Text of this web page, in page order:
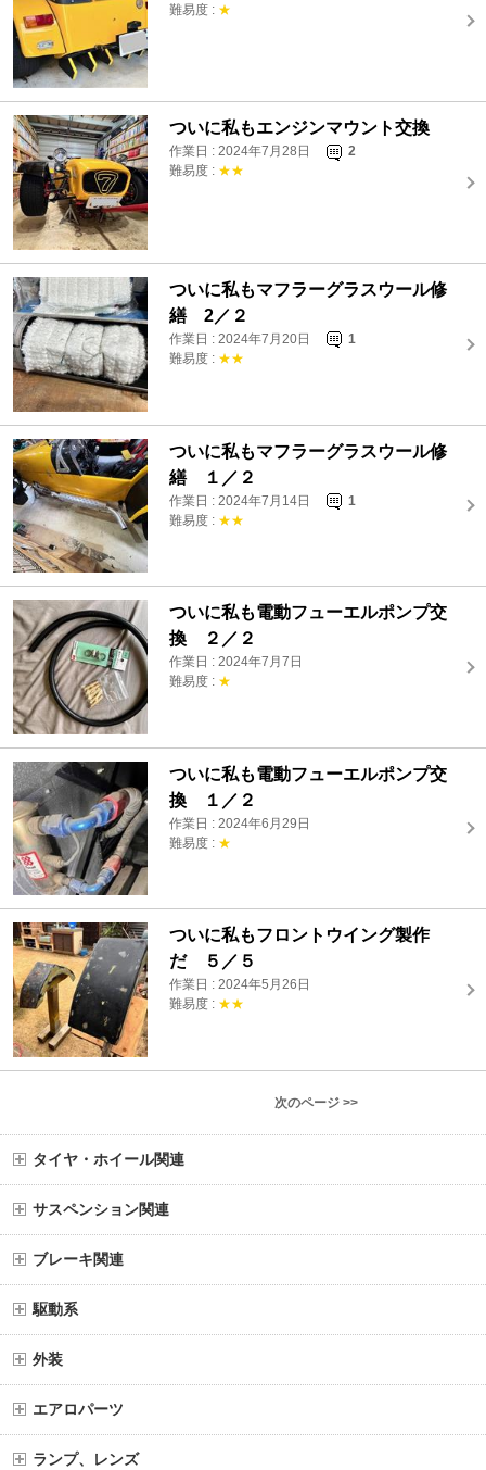
難易度 : ★
ついに私もエンジンマウント交換
作業日 : 2024年7月28日
2
難易度 : ★★
ついに私もマフラーグラスウール修
繕 2／２
作業日 : 2024年7月20日
1
難易度 : ★★
ついに私もマフラーグラスウール修
繕 １／２
作業日 : 2024年7月14日
1
難易度 : ★★
ついに私も電動フューエルポンプ交
換 ２／２
作業日 : 2024年7月7日
難易度 : ★
ついに私も電動フューエルポンプ交
換 １／２
作業日 : 2024年6月29日
難易度 : ★
ついに私もフロントウイング製作
だ ５／５
作業日 : 2024年5月26日
難易度 : ★★
次のページ >>
タイヤ・ホイール関連
サスペンション関連
ブレーキ関連
駆動系
外装
エアロパーツ
ランプ、レンズ